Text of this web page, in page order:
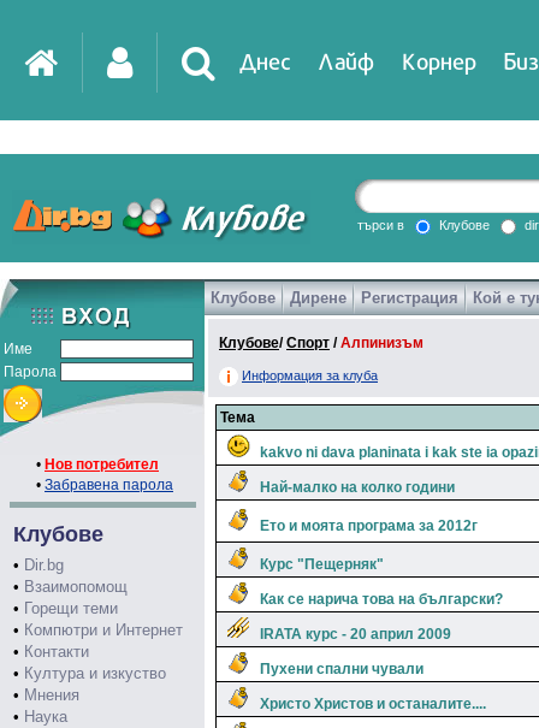
Днес Лайф Корнер
DirTV Impressio
Games
търси в Клубове
Име
Парола
• Нов потребител
• Забравена парола
Клубове
• Dir.bg
• Взаимопомощ
• Горещи теми
• Компютри и Интернет
• Контакти
• Култура и изкуство
• Мнения
• Наука
Клубове Дирене Регистрация Кой е
Клубове/Спорт /Алпинизъм
Информация за клуба
Тема
kakvo ni dava planinata i kak ste ia
Най-малко на колко години
Ето и моята програма за 2012г
Курс "Пещерняк"
Как се нарича това на български?
IRATA курс - 20 април 2009
Пухени спални чували
Христо Христов и останалите....